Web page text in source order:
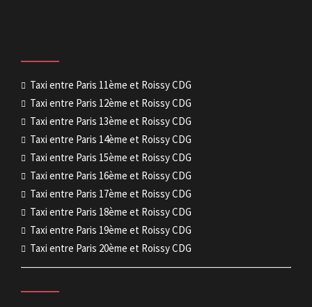
Taxi entre Paris 11ème et Roissy CDG
Taxi entre Paris 12ème et Roissy CDG
Taxi entre Paris 13ème et Roissy CDG
Taxi entre Paris 14ème et Roissy CDG
Taxi entre Paris 15ème et Roissy CDG
Taxi entre Paris 16ème et Roissy CDG
Taxi entre Paris 17ème et Roissy CDG
Taxi entre Paris 18ème et Roissy CDG
Taxi entre Paris 19ème et Roissy CDG
Taxi entre Paris 20ème et Roissy CDG